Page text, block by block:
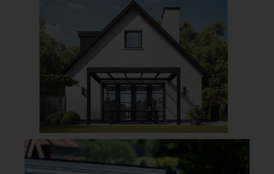
entrétak
I vårt breda sortiment av plasttak finns äventrapetstak
som bidrar till en öppen taklösning med mycket
ljusinsläpp – snabb och enkel montering precis som
våra kompletta altantak.
GOP UTETAK KATALOG
HITTA ÅTERFÖRSÄLJARE HÄR